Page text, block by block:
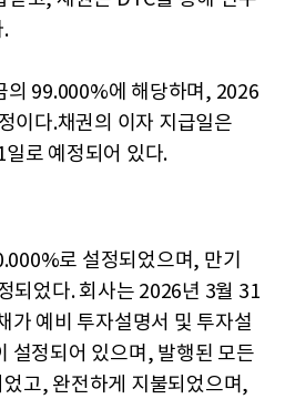
의 99.000%에 해당하며, 2026
이다.채권의 이자 지급일은
로 예정되어 있다.
로 설정되었으며, 만기
되었다. 회사는 2026년 3월 31
가 예비 투자설명서 및 투자설
설정되어 있으며, 발행된 모든
고, 완전하게 지불되었으며,